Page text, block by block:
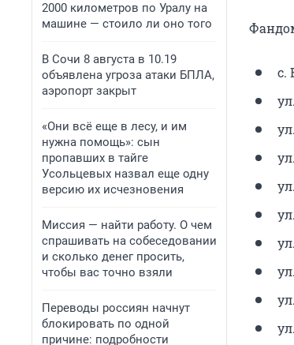
2000 километров по Уралу на
машине — стоило ли оно того
В Сочи 8 августа в 10.19
объявлена угроза атаки БПЛА,
аэропорт закрыт
«Они всё еще в лесу, и им
нужна помощь»: сын
пропавших в тайге
Усольцевых назвал еще одну
версию их исчезновения
Миссия — найти работу. О чем
спрашивать на собеседовании
и сколько денег просить,
чтобы вас точно взяли
Переводы россиян начнут
блокировать по одной
причине: подробности
с.